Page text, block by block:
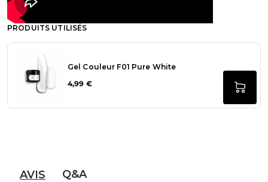
PRODUITS UTILISÉS
Gel Couleur F01 Pure White
4,99 €
AVIS Q&A